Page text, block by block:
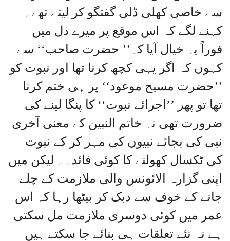
سے خاصی کھلی ڈلی گفتگو کر لیتے تھے۔
کہنے لگے کہ اس موقع پر میرے دل میں
فوراً یہ خیال آیا کہ’’ حضرت صاحب‘‘ سے
کہوں کہ اگر یہی کچھ کرنا تھا اور نبوت کو
’’حضرت مسیح موعود‘‘ پر ہی ختم کرنا
تھا تو پھر ’’اجرائے نبوت‘‘ کا پنگا لینے کی
ضرورت تھی نہ خاتم النبین کے معنی آخری
نبی کی بجائے نبیوں کی مہر کر کے نبوت
کی ٹکسال کھولنے کا کوئی فائدہ۔ لیکن میں
اپنی گزارہ الائونس والی ملازمت کے چلے
جانے کے خوف سے دبک کر بیٹھا رہا کہ اس
عمر میں کوئی دوسری ملازمت مل سکتی
ہے نہ نئے تعلقات ہی بنائے جا سکتے ہیں